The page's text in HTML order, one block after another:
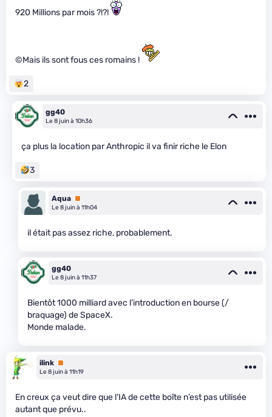
920 Millions par mois ?!?!
©Mais ils sont fous ces romains !
2
gg40
Le 8 juin à 10h36
ça plus la location par Anthropic il va finir riche le Elon
3
Aqua Premium
Le 8 juin à 11h04
il était pas assez riche, probablement.
gg40
Le 8 juin à 11h37
Bientôt 1000 milliard avec l’introduction en bourse (/
braquage) de SpaceX.
Monde malade.
ilink Premium
Le 8 juin à 11h19
En creux ça veut dire que l’IA de cette boîte n’est pas utilisée
autant que prévu..